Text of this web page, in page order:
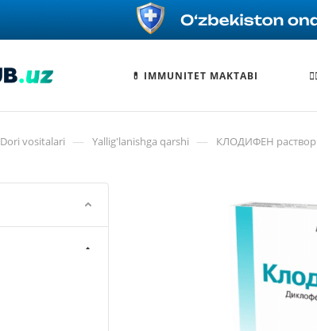
💊 IMMUNITET MAKTABI
Dori vositalari — Yallig'lanishga qarshi — КЛОДИФЕН раствор